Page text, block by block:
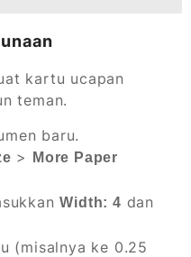
kartu ucapan
teman.
baru.
>
More Paper
Width: 4 dan
(misalnya ke 0.25